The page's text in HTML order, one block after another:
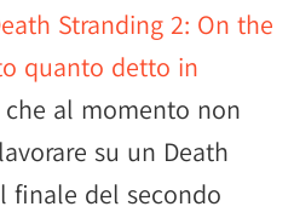
Stranding 2: On the
quanto detto in
al momento non
su un Death
finale del secondo